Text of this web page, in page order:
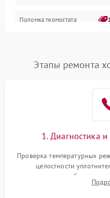
Поломка термостата
Поломка системы No Frost
работе
Этапы ремонта
1. Диагностика
Проверка температурных
целостности
сопротивления обмоток
считывание кодов